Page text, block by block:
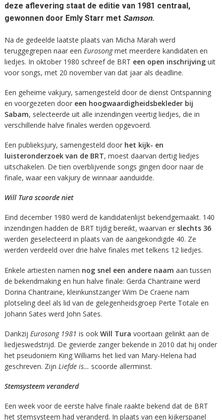
deze aflevering staat de editie van 1981 centraal,
gewonnen door Emly Starr met Samson.
Na de gedeelde laatste plaats van Micha Marah werd
teruggegrepen naar een Eurosongmet meerdere kandidaten en
liedjes. In oktober 1980 schreef de BRT een open inschrijving uit
voor songs, met 20 november van dat jaar als deadline.
Een geheime vakjury, samengesteld door de dienst Ontspanning
en voorgezeten door een hoogwaardigheidsbekleder bij
Sabam, selecteerde uit alle inzendingen veertig liedjes, die in
verschillende halve finales werden opgevoerd.
Een publieksjury, samengesteld door het kijk- en
luisteronderzoek van de BRT, moest daarvan dertig liedjes
uitschakelen. De tien overblijvende songs gingen door naar de
finale, waar een vakjury de winnaar aanduidde.
Will Tura scoorde niet
Eind december 1980 werd de kandidatenlijst bekendgemaakt. 140
inzendingen hadden de BRT tijdig bereikt, waarvan er slechts 36
werden geselecteerd in plaats van de aangekondigde 40. Ze
werden verdeeld over drie halve finales met telkens 12 liedjes.
Enkele artiesten namen nog snel een andere naam aan tussen
de bekendmaking en hun halve finale: Gerda Chantraine werd
Dorina Chantraine, kleinkunstzanger Wim De Craene nam
plotseling deel als lid van de gelegenheidsgroep Perte Totale en
Johann Sates werd John Sates.
Dankzij Eurosong 1981 is ook Will Tura voortaan gelinkt aan de
liedjeswedstrijd. De gevierde zanger bekende in 2010 dat hij onder
het pseudoniem King Williams het lied van Mary-Helena had
geschreven. Zijn Liefde is… scoorde allerminst.
Stemsysteem veranderd
Een week voor de eerste halve finale raakte bekend dat de BRT
het stemsysteem had veranderd. In plaats van een kijkerspanel